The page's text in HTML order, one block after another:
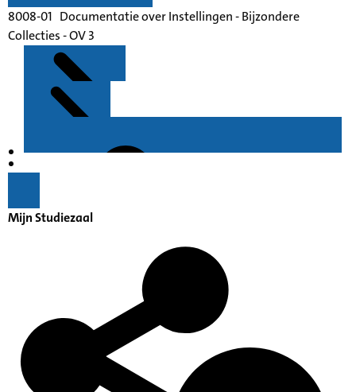
8008-01 Documentatie over Instellingen - Bijzondere
Collecties - OV 3
Mijn Studiezaal